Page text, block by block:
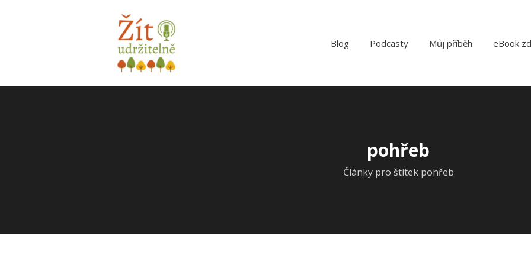
Blog Podcasty Můj příběh eBook
pohřeb
Články pro štítek pohřeb